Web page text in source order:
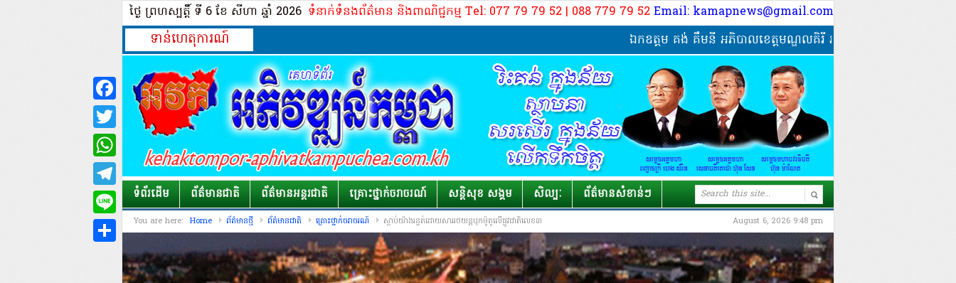
ថ្ងៃ ព្រហស្បត្ដិ៍ ទី 6​ ខែ សីហា ឆ្នាំ 2026 ទំនាក់ទំនងព័ត៌មាន និងពាណិជ្ជកម្ម Tel: 077 79 79 52 | 088 779 79 52 Email: kamapnews@gmail.com
ទាន់ហេតុការណ៍ ឯកឧត្តម គង់ គឹមនី អភិបាលខេត្តមណ្ឌលគិរី អញ្ជើញជួបសំណេះសំណាល សាកសួរទុក្
ទំព័រដើម ព័ត៌មានជាតិ ព័ត៌មានអន្តរជាតិ គ្រោះថ្នាក់​ចរាចរណ៍ សន្តិសុខ សង្គម សិល្បៈ ព័ត៌មាន​សំខាន់ៗ
August 6, 2026 9:48 pm
You are here: Home ព័ត៌មានថ្មី ព័ត៌មានជាតិ គ្រោះថ្នាក់​ចរាចរណ៍ ​ស្លាប់​យ៉ាង​រន្ធត់​ដោយសារ​រថយន្ត​បុក​ម៉ូតូ​លើ​ផ្លូវជាតិ​លេខ​៣
Facebook
Twitter
WhatsApp
Telegram
Line
Share